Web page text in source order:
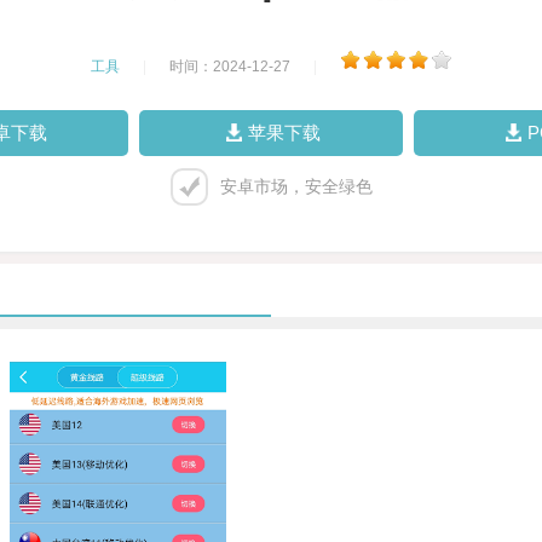
工具 时间：2024-12-27
下载 苹果下载
安卓市场，安全绿色